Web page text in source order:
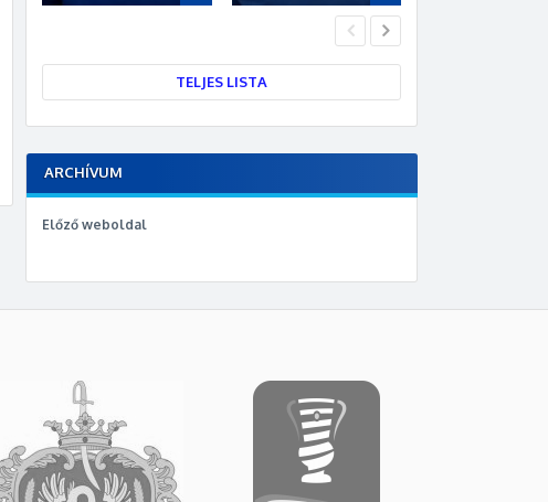
TELJES LISTA
ARCHÍVUM
Előző weboldal